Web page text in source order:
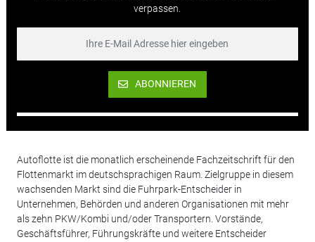
verpassen.
ABONNIEREN
Autoflotte ist die monatlich erscheinende Fachzeitschrift für den
Flottenmarkt im deutschsprachigen Raum. Zielgruppe in diesem
wachsenden Markt sind die Fuhrpark-Entscheider in
Unternehmen, Behörden und anderen Organisationen mit mehr
als zehn PKW/Kombi und/oder Transportern. Vorstände,
Geschäftsführer, Führungskräfte und weitere Entscheider